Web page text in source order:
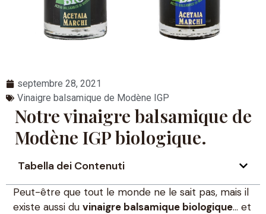
septembre 28, 2021
Vinaigre balsamique de Modène IGP
Notre vinaigre balsamique de
Modène IGP biologique.
Tabella dei Contenuti
Peut-être que tout le monde ne le sait pas, mais il
existe aussi du vinaigre balsamique biologique… et